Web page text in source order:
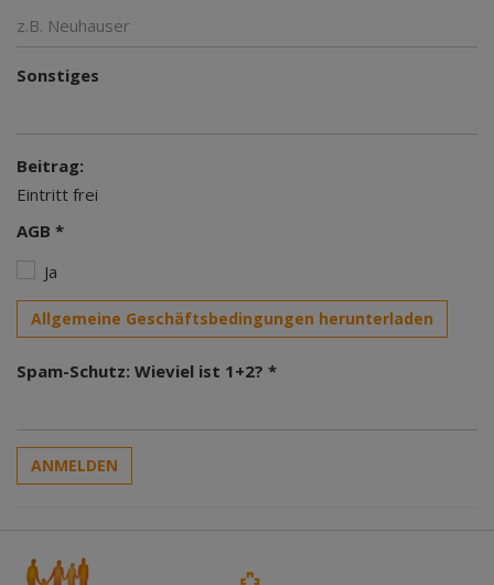
Sonstiges
Beitrag:
Eintritt frei
AGB *
Ja
Allgemeine Geschäftsbedingungen herunterladen
Spam-Schutz: Wieviel ist 1+2? *
ANMELDEN